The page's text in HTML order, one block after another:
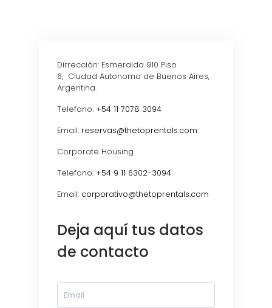
Dirrección: Esmeralda 910 Piso
6, Ciudad Autonoma de Buenos Aires,
Argentina.
Telefono: +54 11 7078 3094
Email: reservas@thetoprentals.com
Corporate Housing
Telefono: +54 9 11 6302-3094
Email: corporativo@thetoprentals.com
Deja aquí tus datos
de contacto